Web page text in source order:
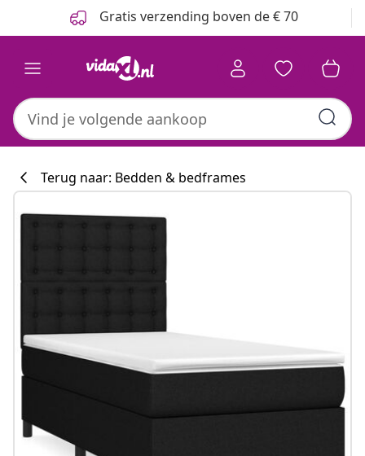
Gratis verzending boven de € 70
Terug naar: Bedden & bedframes